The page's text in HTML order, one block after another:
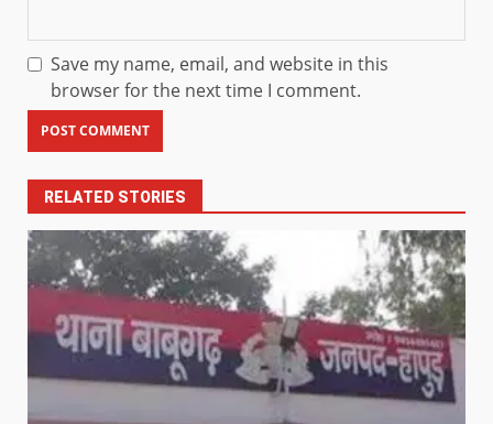
Save my name, email, and website in this
browser for the next time I comment.
RELATED STORIES